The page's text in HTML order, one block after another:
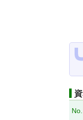
No.